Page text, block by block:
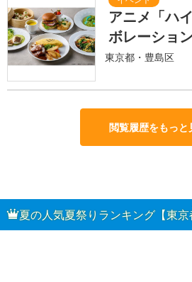
アニメ「ハ
ボレーショ
東京都・豊島区
閲覧履歴をもっと
夏の人気夏祭りランキング【東京